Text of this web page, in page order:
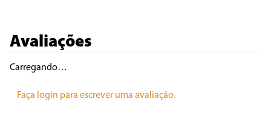
Avaliações
Carregando…
Faça login para escrever uma avaliação.